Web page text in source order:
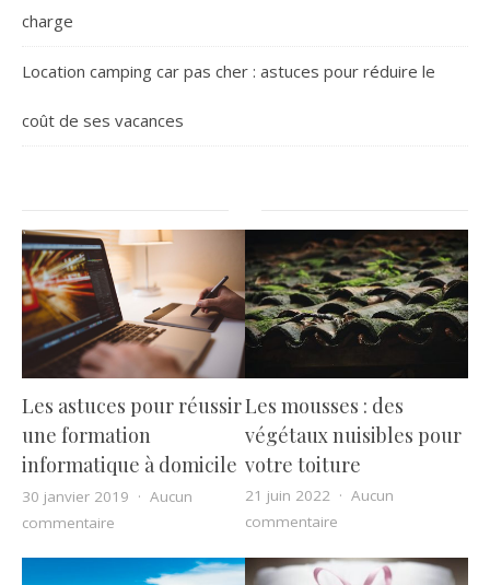
charge
Location camping car pas cher : astuces pour réduire le
coût de ses vacances
Les astuces pour réussir
une formation
informatique à domicile
30 janvier 2019
Aucun
commentaire sur Les astuces pour réussir une formation
Les mousses : des
végétaux nuisibles pour
votre toiture
21 juin 2022
Aucun
commentaire